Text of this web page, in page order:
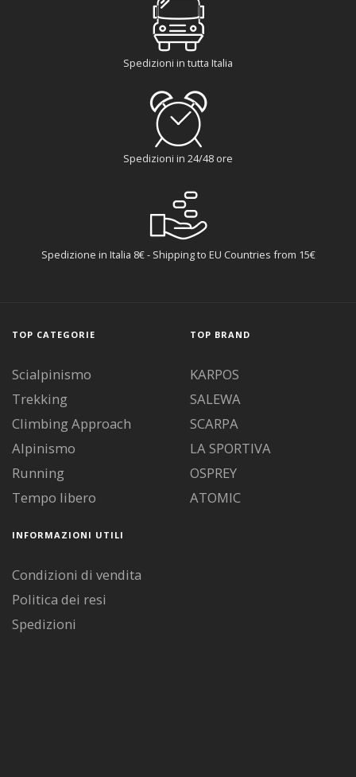
Spedizioni in tutta Italia
Spedizioni in 24/48 ore
Spedizione in Italia 8€ - Shipping to EU Countries from 15€
TOP CATEGORIE
Scialpinismo
Trekking
Climbing Approach
Alpinismo
Running
Tempo libero
TOP BRAND
KARPOS
SALEWA
SCARPA
LA SPORTIVA
OSPREY
ATOMIC
INFORMAZIONI UTILI
Condizioni di vendita
Politica dei resi
Spedizioni